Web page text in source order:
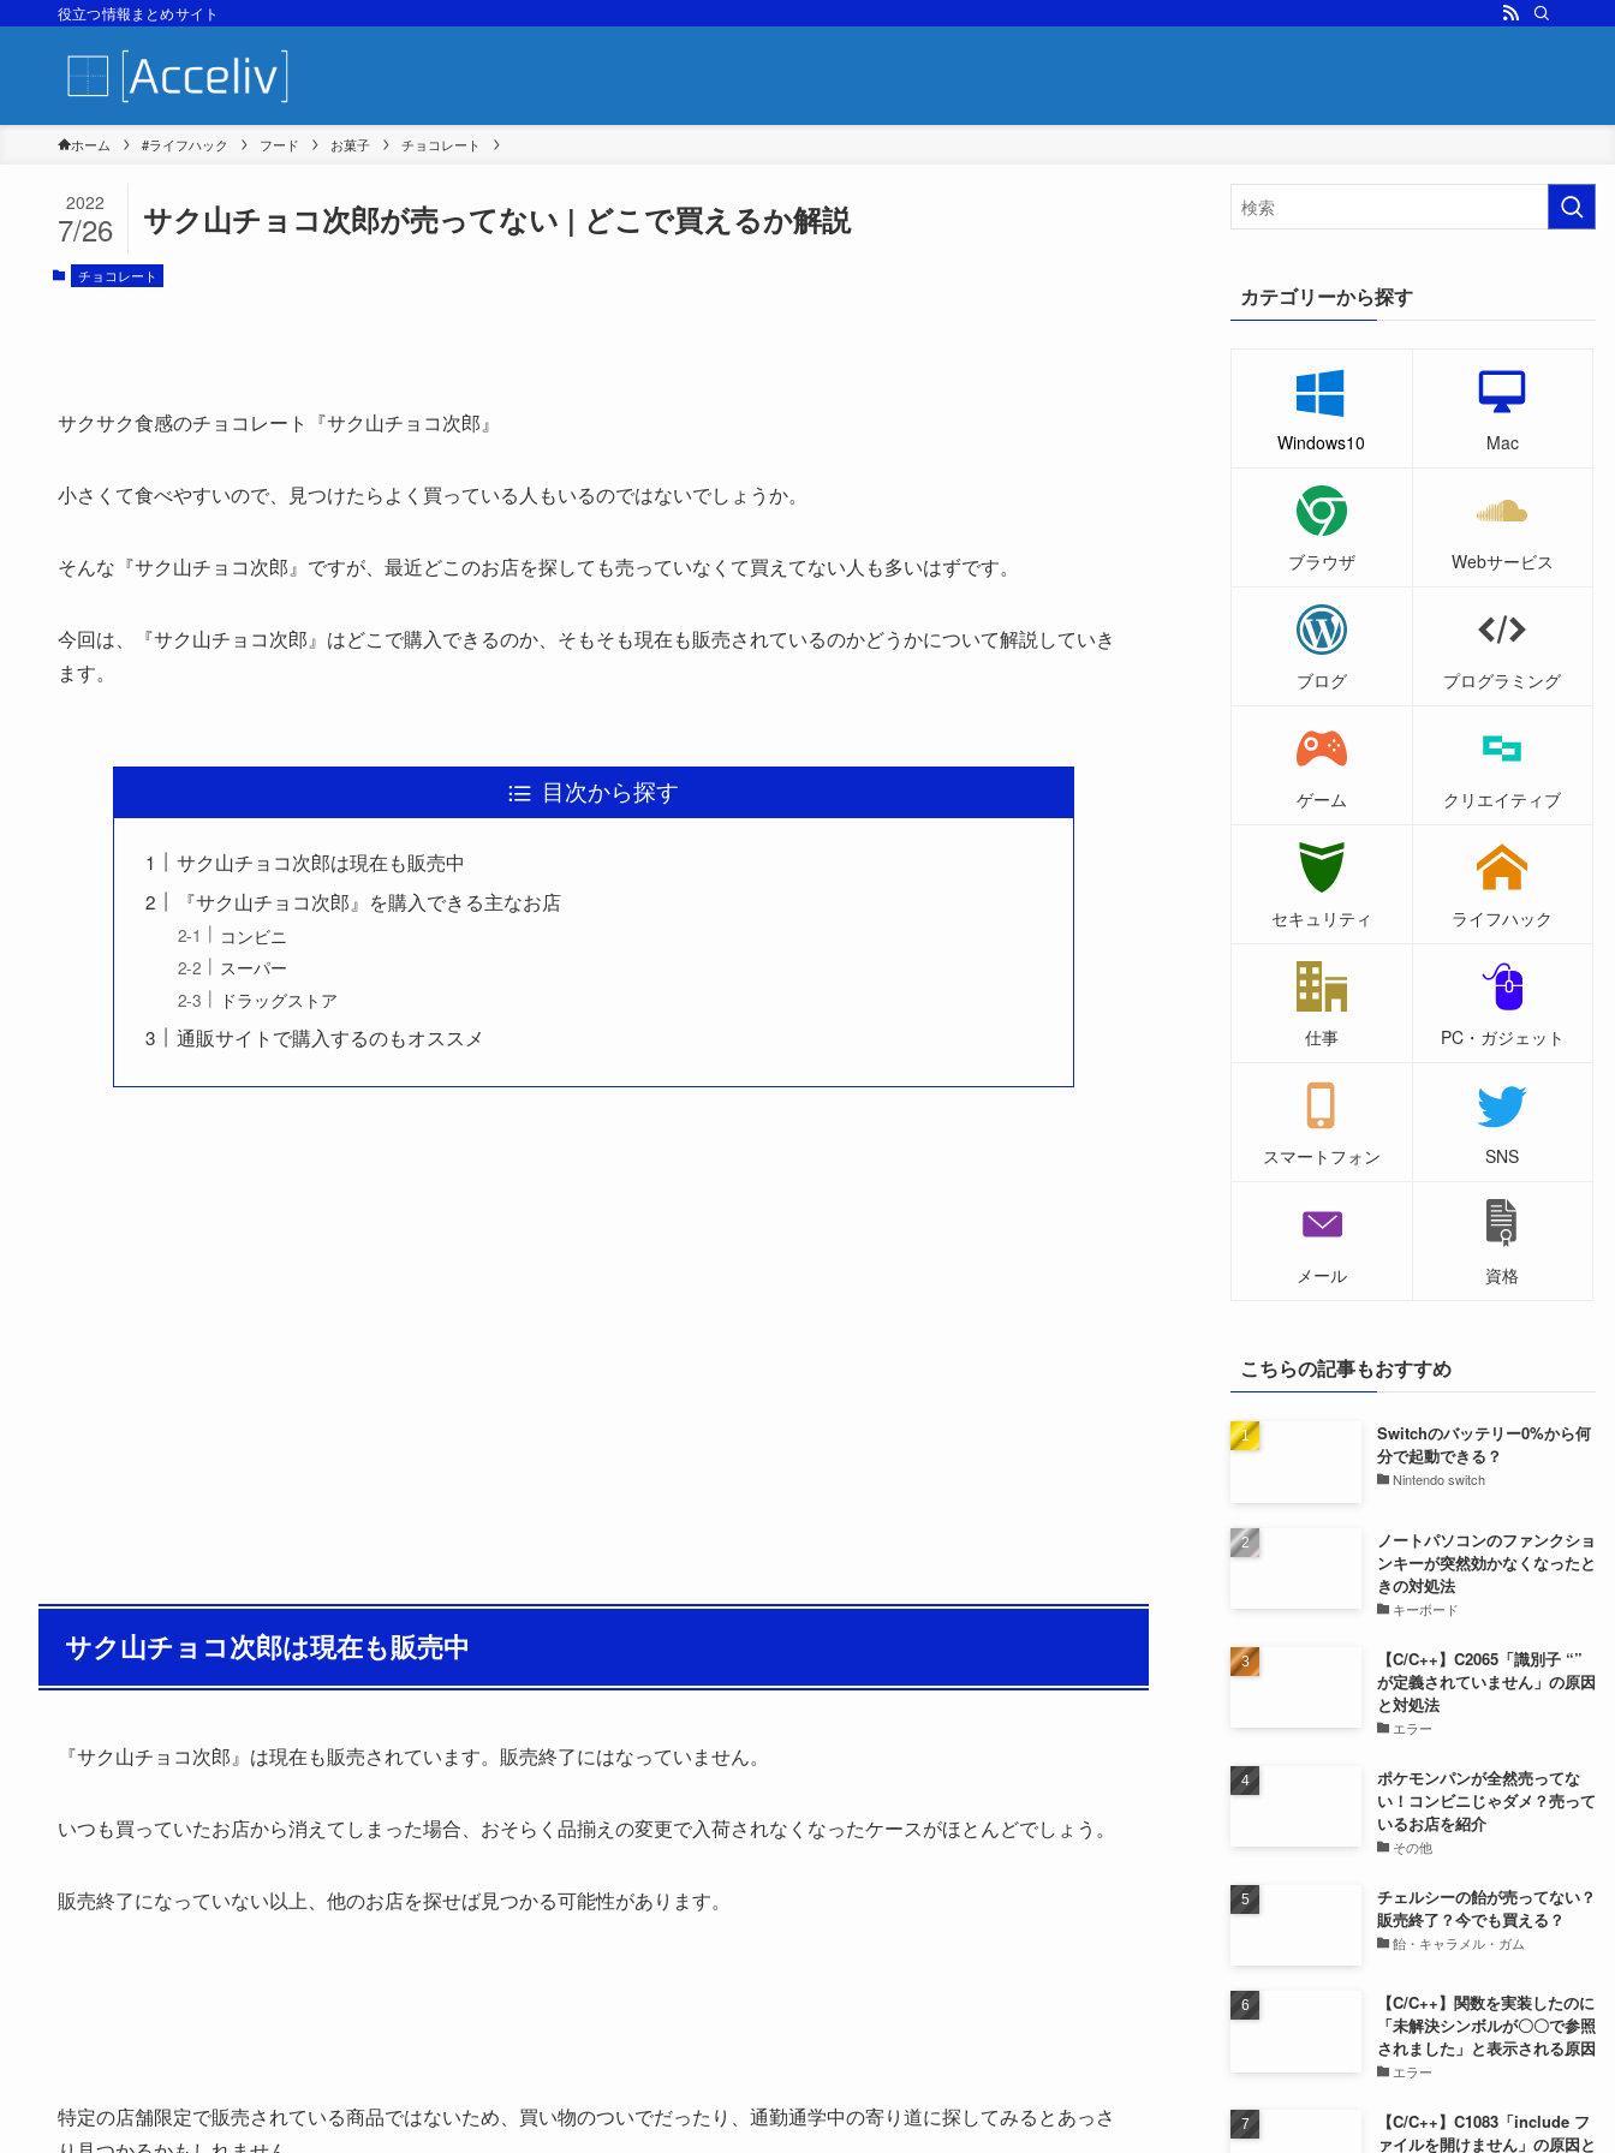
役立つ情報まとめサイト
ホーム #ライフハック フード お菓子 チョコレート
サク山チョコ次郎が売ってない | どこで買えるか解説
2022
7/26
チョコレート
サクサク食感のチョコレート『サク山チョコ次郎』
小さくて食べやすいので、見つけたらよく買っている人もいるのではないでしょうか。
そんな『サク山チョコ次郎』ですが、最近どこのお店を探しても売っていなくて買えてない人も多いはずです。
今回は、『サク山チョコ次郎』はどこで購入できるのか、そもそも現在も販売されているのかどうかについて解説していき
ます。
目次から探す
サク山チョコ次郎は現在も販売中
『サク山チョコ次郎』を購入できる主なお店
コンビニ
スーパー
ドラッグストア
通販サイトで購入するのもオススメ
サク山チョコ次郎は現在も販売中
『サク山チョコ次郎』は現在も販売されています。販売終了にはなっていません。
いつも買っていたお店から消えてしまった場合、おそらく品揃えの変更で入荷されなくなったケースがほとんどでしょう。
販売終了になっていない以上、他のお店を探せば見つかる可能性があります。
特定の店舗限定で販売されている商品ではないため、買い物のついでだったり、通勤通学中の寄り道に探してみるとあっさ
カテゴリーから探す
Windows10 Mac
ブラウザ Webサービス
ブログ プログラミング
ゲーム クリエイティブ
セキュリティ ライフハック
仕事 PC・ガジェット
スマートフォン SNS
メール 資格
こちらの記事もおすすめ
Switchのバッテリー0%から何
分で起動できる？
Nintendo switch
ノートパソコンのファンクショ
ンキーが突然効かなくなったと
きの対処法
キーボード
【C/C++】C2065「識別子 “”
が定義されていません」の原因
と対処法
エラー
ポケモンパンが全然売ってな
い！コンビニじゃダメ？売って
いるお店を紹介
その他
チェルシーの飴が売ってない？
販売終了？今でも買える？
飴・キャラメル・ガム
【C/C++】関数を実装したのに
「未解決シンボルが〇〇で参照
されました」と表示される原因
エラー
【C/C++】C1083「include フ
ァイルを開けません」の原因と